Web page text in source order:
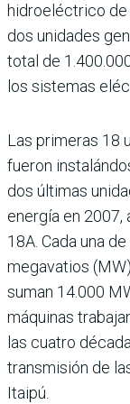
hidroeléctrico
dos unidades
total de
los sistemas
Las primeras 18
fueron
dos últimas
energía en 2007,
18A. Cada una
megavatios
suman 14.000
máquinas
las cuatro
transmisión de
Itaipú.